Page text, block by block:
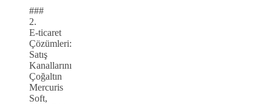
###
2.
E‑ticaret
Çözümleri:
Satış
Kanallarını
Çoğaltın
Mercuris
Soft,